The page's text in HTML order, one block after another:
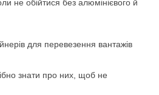
не обійтися без алюмінієвого й
для перевезення вантажів
знати про них, щоб не